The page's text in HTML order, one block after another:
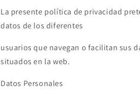
La presente política de privacidad
datos de los diferentes
usuarios que navegan o facilitan sus
situados en la web.
Datos Personales